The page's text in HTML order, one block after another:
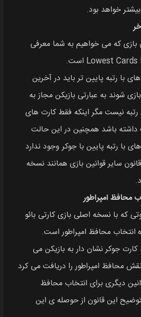
خواهد بود.
بازی که می خواهیم به شما معرفی
با رتبه پایین‌ تر باید در آخرین
شوند به عبارتی بازیکن مجاز به
نیست مگر اینکه فقط کارت‌ های
داشته باشد همچنین در این حالت
با رتبه پایین با جوکر وجود ندارد
سایر قوانین بازی همانند نسخه
محافظ امپراطور
که با نسخه اصلی بازی کارتی بائو
انتخاب محافظ امپراطور است.
جوکر نشان‌ دار به بازیکن می‌
محافظ امپراطور را دریافت می‌ کرد
دیگری برای انتخاب محافظ
توضیح این قانون از حوصله‌ ی این